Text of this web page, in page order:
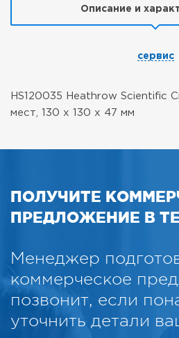
Описание и
сервис
HS120035 Heathrow Scientific
мест, 130 x 130 x 47 мм
ПОЛУЧИТЕ
ПРЕДЛОЖЕНИЕ В
Менеджер
коммерческое
позвонит, если
уточнить детали